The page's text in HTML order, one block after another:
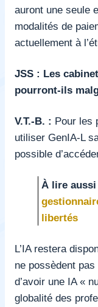
auront une seule
modalités de
actuellement à
JSS : Les
pourront-ils
V.T.-B. : Pour les
utiliser GenIA-L
possible
À lire aussi
libertés
L’IA restera
ne possèdent pas
d’avoir une IA «
globalité des